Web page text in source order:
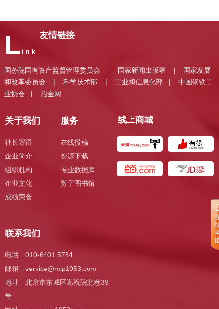
关于我们
社长寄语
企业简介
组织机构
企业文化
成绩荣誉
服务
在线投稿
资源下载
专业数据库
数字图书馆
线上商城
联系我们
电话：010-6401 5784
邮箱： service@mip1953.com
地址：北京市东城区嵩祝院北巷39
号
国务院国有资产监督管理委员会 | 国家新闻出版署 | 国家发展
和改革委员会 | 科学技术部 | 工业和信息化部 | 中国钢铁工
业协会 | 冶金网
L ink
友情链接